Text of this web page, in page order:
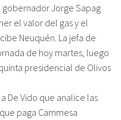
Jorge Sapag
el valor del gas y el
Neuquén. La jefa de
de hoy martes, luego
presidencial de Olivos
De Vido que analice las
paga Cammesa